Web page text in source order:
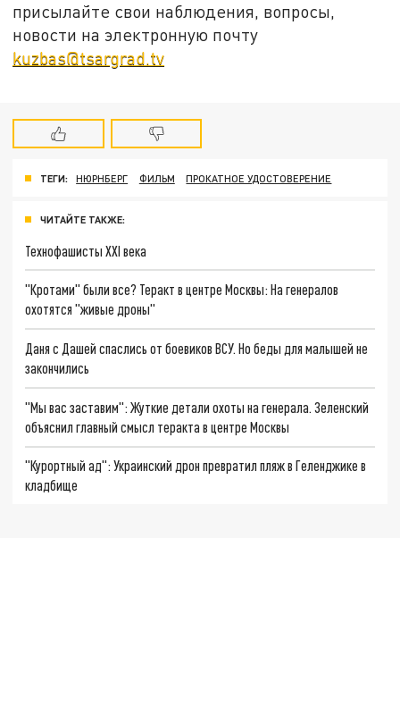
присылайте свои наблюдения, вопросы,
новости на электронную почту
kuzbas@tsargrad.tv
ТЕГИ: НЮРНБЕРГ ФИЛЬМ ПРОКАТНОЕ УДОСТОВЕРЕНИЕ
ЧИТАЙТЕ ТАКЖЕ:
Технофашисты XXI века
"Кротами" были все? Теракт в центре Москвы: На генералов
охотятся "живые дроны"
Даня с Дашей спаслись от боевиков ВСУ. Но беды для малышей не
закончились
"Мы вас заставим": Жуткие детали охоты на генерала. Зеленский
объяснил главный смысл теракта в центре Москвы
"Курортный ад": Украинский дрон превратил пляж в Геленджике в
кладбище